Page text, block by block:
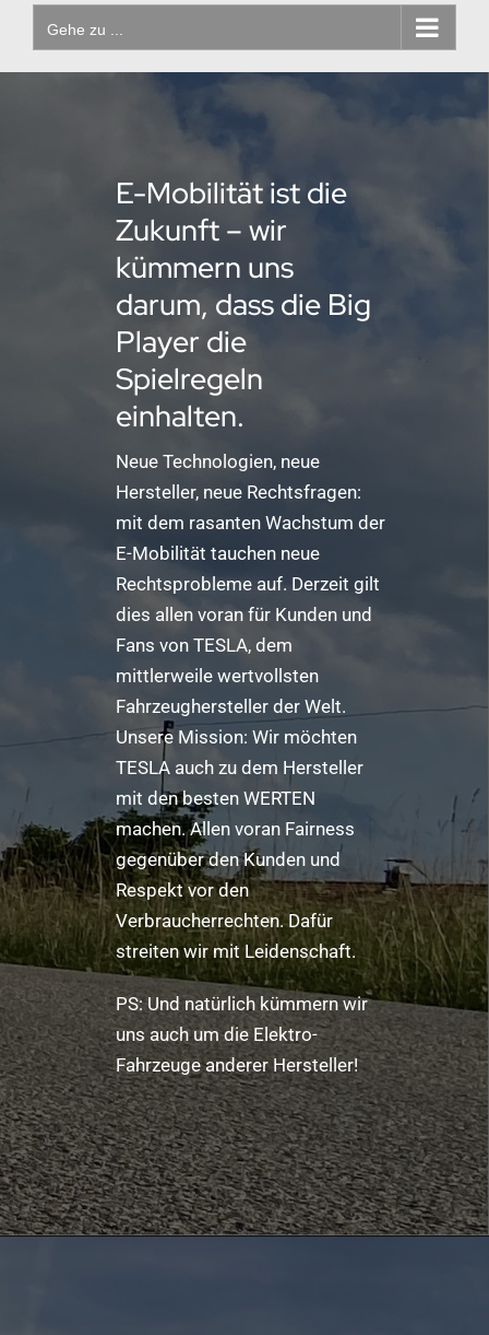
Gehe zu ...
E-Mobilität ist die
Zukunft – wir
kümmern uns
darum, dass die Big
Player die
Spielregeln
einhalten.
Neue Technologien, neue
Hersteller, neue Rechtsfragen:
mit dem rasanten Wachstum der
E-Mobilität tauchen neue
Rechtsprobleme auf. Derzeit gilt
dies allen voran für Kunden und
Fans von TESLA, dem
mittlerweile wertvollsten
Fahrzeughersteller der Welt.
Unsere Mission: Wir möchten
TESLA auch zu dem Hersteller
mit den besten WERTEN
machen. Allen voran Fairness
gegenüber den Kunden und
Respekt vor den
Verbraucherrechten. Dafür
streiten wir mit Leidenschaft.
PS: Und natürlich kümmern wir
uns auch um die Elektro-
Fahrzeuge anderer Hersteller!